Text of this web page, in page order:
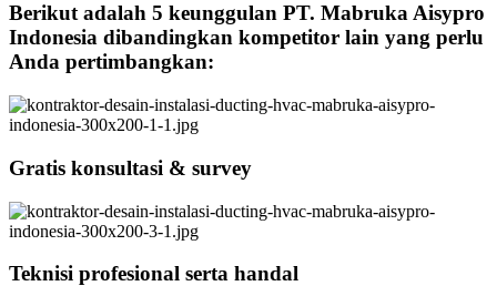
Berikut adalah 5 keunggulan PT. Mabruka Aisypro
Indonesia dibandingkan kompetitor lain yang perlu
Anda pertimbangkan:
Gratis konsultasi & survey
Teknisi profesional serta handal